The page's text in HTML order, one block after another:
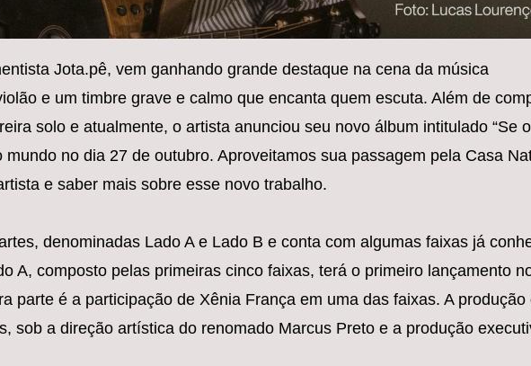
Jota.pê, vem ganhando grande destaque na cena da música
e um timbre grave e calmo que encanta quem escuta. Além de
solo e atualmente, o artista anunciou seu novo álbum intitulado “Se
mundo no dia 27 de outubro. Aproveitamos sua passagem pela Casa
e saber mais sobre esse novo trabalho.
denominadas Lado A e Lado B e conta com algumas faixas já
A, composto pelas primeiras cinco faixas, terá o primeiro lançamento
parte é a participação de Xênia França em uma das faixas. A produção
sob a direção artística do renomado Marcus Preto e a produção